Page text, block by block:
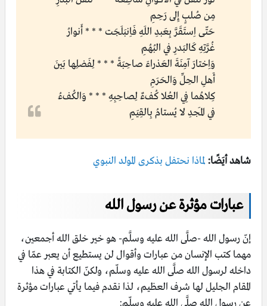
مِن صُلبٍ إِلى رَحِمِ
حَتّى اِستَقَرَّ بِعَبدِ اللَهِ فَاِنبَلَجَت * * * أَنوارُ
غُرَّتِهِ كَالبَدرِ في البُهُمِ
وَاِختارَ آمِنَةَ العَذراءَ صاحِبَةً * * * لِفَضلِها بَينَ
أَهلِ الحِلِّ وَالحَرَمِ
كِلاهُما فِي العُلا كُفءٌ لِصاحِبِهِ * * * وَالكُفءُ
في المَجدِ لا يُستامُ بِالقِيَمِ
شاهد أيَضًا:لماذا نحتفل بذكرى المولد النبوي
عبارات مؤثرة عن رسول الله
إنّ رسول الله -صلَّى الله عليه وسلَّم- هو خير خلق الله أجمعين،
مهما كتب الإنسان من عبارات وأقوال لن يستطيع أن يعبر عمّا في
داخله لرسول الله صلَّى الله عليه وسلّم، ولكنّ الكتابة في هذا
المقام الجليل لها شرف العظيم، لذا نقدم فيما يأتي عبارات مؤثرة
عن رسول الله صلَّى الله عليه وسلّم: